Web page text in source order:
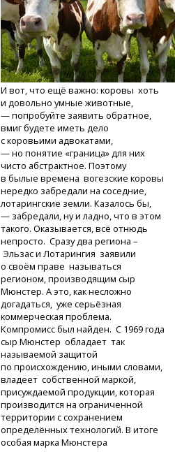
И вот, что ещё важно: коровы хоть
и довольно умные животные,
— попробуйте заявить обратное,
вмиг будете иметь дело
с коровьими адвокатами,
— но понятие «граница» для них
чисто абстрактное. Поэтому
в былые времена вогезские коровы
нередко забредали на соседние,
лотарингские земли. Казалось бы,
— забредали, ну и ладно, что в этом
такого. Оказывается, всё отнюдь
непросто. Сразу два региона –
Эльзас и Лотарингия заявили
о своём праве называться
регионом, производящим сыр
Мюнстер. А это, как несложно
догадаться, уже серьёзная
коммерческая проблема.
Компромисс был найден. С 1969 года
сыр Мюнстер обладает так
называемой защитой
по происхождению, иными словами,
владеет собственной маркой,
присуждаемой продукции, которая
производится на ограниченной
территории с сохранением
определённых технологий. В итоге
особая марка Мюнстера